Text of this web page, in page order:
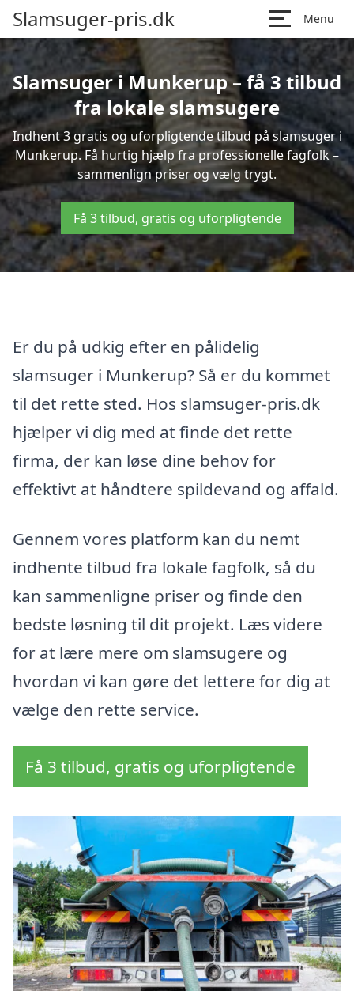
Slamsuger-pris.dk Menu
Slamsuger i Munkerup – få 3 tilbud
fra lokale slamsugere
Indhent 3 gratis og uforpligtende tilbud på slamsuger i
Munkerup. Få hurtig hjælp fra professionelle fagfolk –
sammenlign priser og vælg trygt.
Få 3 tilbud, gratis og uforpligtende
Er du på udkig efter en pålidelig
slamsuger i Munkerup? Så er du kommet
til det rette sted. Hos slamsuger-pris.dk
hjælper vi dig med at finde det rette
firma, der kan løse dine behov for
effektivt at håndtere spildevand og affald.
Gennem vores platform kan du nemt
indhente tilbud fra lokale fagfolk, så du
kan sammenligne priser og finde den
bedste løsning til dit projekt. Læs videre
for at lære mere om slamsugere og
hvordan vi kan gøre det lettere for dig at
vælge den rette service.
Få 3 tilbud, gratis og uforpligtende